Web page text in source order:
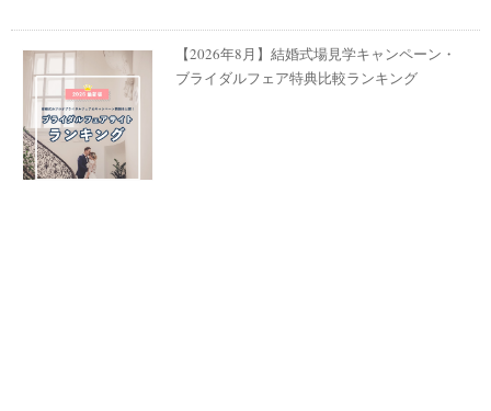
【2026年8月】結婚式場見学キャンペーン・
ブライダルフェア特典比較ランキング